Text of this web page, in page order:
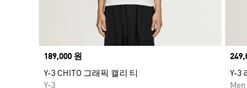
Price
189,000 원
Y-3 CHITO 그래픽 캘리 티
Y-3
Y-3
Men